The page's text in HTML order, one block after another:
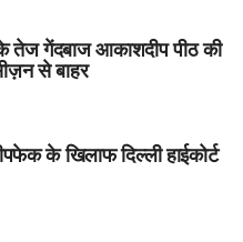
तेज गेंदबाज आकाशदीप पीठ की
से बाहर
के खिलाफ दिल्ली हाईकोर्ट